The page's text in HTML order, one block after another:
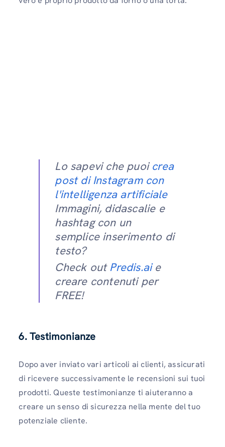
Lo sapevi che puoicrea
post di Instagram con
l'intelligenza artificiale
Immagini, didascalie e
hashtag con un
semplice inserimento di
testo?
Check outPredis.aie
creare contenuti per
FREE!
6. Testimonianze
Dopo aver inviato vari articoli ai clienti, assicurati
di ricevere successivamente le recensioni sui tuoi
prodotti. Queste testimonianze ti aiuteranno a
creare un senso di sicurezza nella mente del tuo
potenziale cliente.